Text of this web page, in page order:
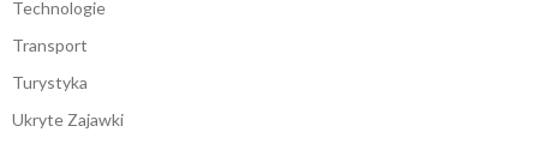
Technologie
Transport
Turystyka
Ukryte Zajawki